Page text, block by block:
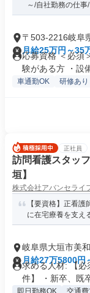
～/自社勤務の仕事
〒503-2216岐阜
月給25万円～35
応募資格 ＜必須
験がある方 ・設
車通勤OK 研修あり
正社員
訪問看護スタッ
垣】
株式会社アバンセライ
【要資格】正看
に在宅療養を支え
岐阜県大垣市美
月給27万5800円
求める人材: 【必
件】 ・新卒、既
即日勤務OK 交通